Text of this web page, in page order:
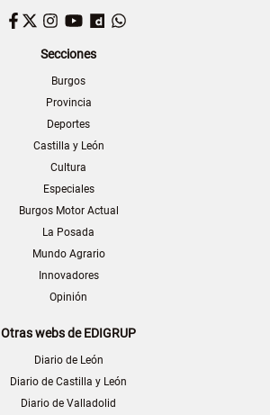
Facebook
TwitterInstagram
YouTubeDailymotion
Secciones
Burgos
Provincia
Deportes
Castilla y León
Cultura
Especiales
Burgos Motor Actual
La Posada
Mundo Agrario
Innovadores
Opinión
Otras webs de EDIGRUP
Diario de León
Diario de Castilla y León
Diario de Valladolid